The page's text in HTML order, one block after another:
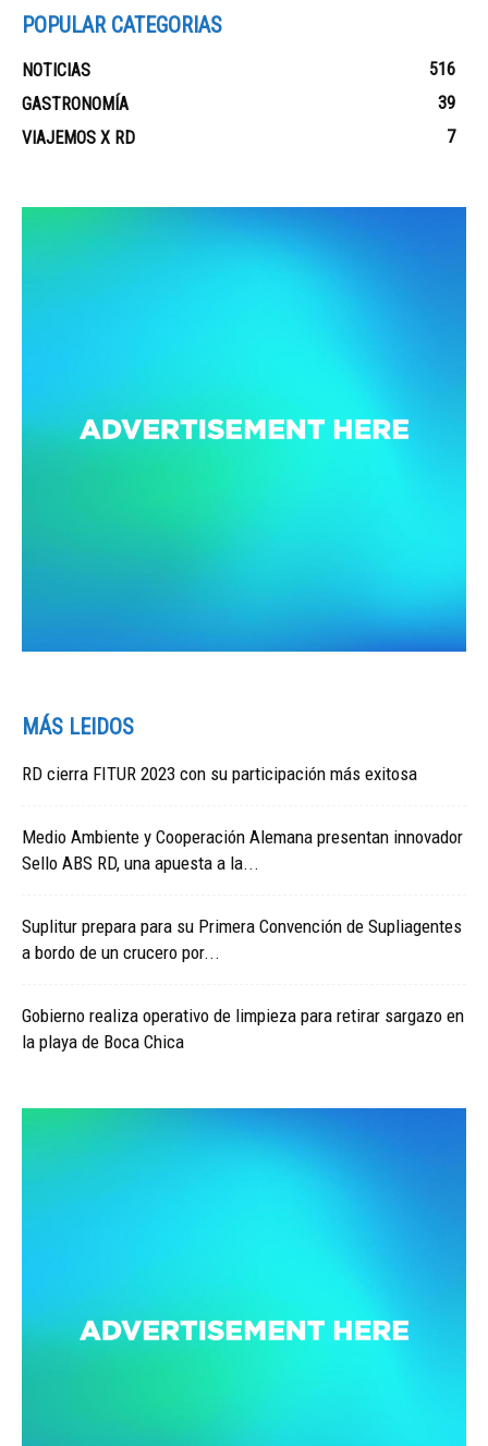
POPULAR CATEGORIAS
NOTICIAS
516
GASTRONOMÍA
39
VIAJEMOS X RD
7
MÁS LEIDOS
RD cierra FITUR 2023 con su participación más exitosa
Medio Ambiente y Cooperación Alemana presentan innovador
Sello ABS RD, una apuesta a la...
Suplitur prepara para su Primera Convención de Supliagentes
a bordo de un crucero por...
Gobierno realiza operativo de limpieza para retirar sargazo en
la playa de Boca Chica